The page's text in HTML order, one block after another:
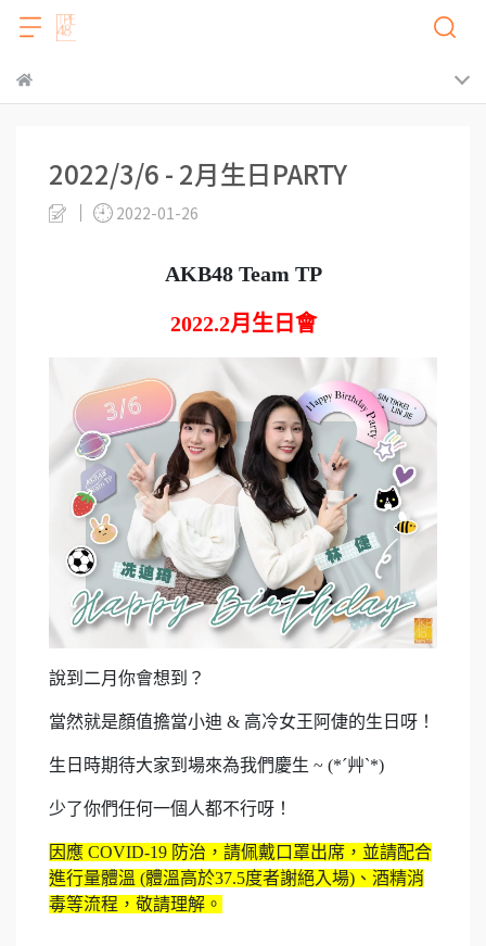
2022/3/6 - 2月生日PARTY
2022-01-26
AKB48 Team TP
2022.2月生日會
說到二月你會想到？
當然就是顏值擔當小迪 & 高冷女王阿倢的生日呀！
生日時期待大家到場來為我們慶生 ~ (*´艸`*)
少了你們任何一個人都不行呀！
因應 COVID-19 防治，請佩戴口罩出席，並請配合
進行量體溫 (體溫高於37.5度者謝絕入場)、酒精消
毒等流程，敬請理解。